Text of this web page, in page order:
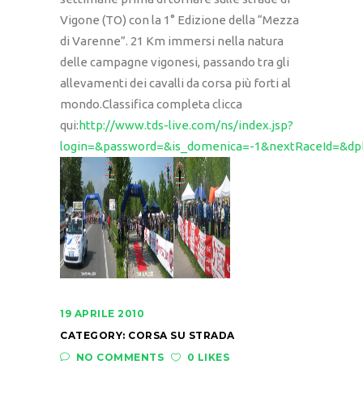
Vigone (TO) con la 1° Edizione della “Mezza
di Varenne”. 21 Km immersi nella natura
delle campagne vigonesi, passando tra gli
allevamenti dei cavalli da corsa più forti al
mondo.Classifica completa clicca
qui:http://www.tds-live.com/ns/index.jsp?
login=&password=&is_domenica=-
19 APRILE 2010
CATEGORY: CORSA SU STRADA
NO COMMENTS
0 LIKES